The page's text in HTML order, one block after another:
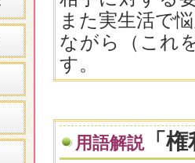
また実生活で
ながら（これ
す。
用語解説「権